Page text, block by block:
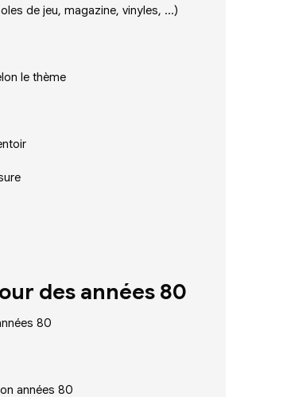
de jeu, magazine, vinyles, ...)
le thème
des années 80
80
années 80